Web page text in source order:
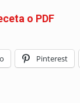
o PDF
Pinterest